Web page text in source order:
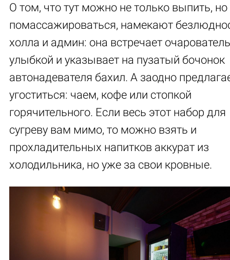
О том, что тут можно не только выпить, но
помассажироваться, намекают
холла и админ: она встречает
улыбкой и указывает на пузатый бочонок
автонадевателя бахил. А заодно
угоститься: чаем, кофе или стопкой
горячительного. Если весь этот набор для
сугреву вам мимо, то можно взять и
прохладительных напитков аккурат из
холодильника, но уже за свои кровные.